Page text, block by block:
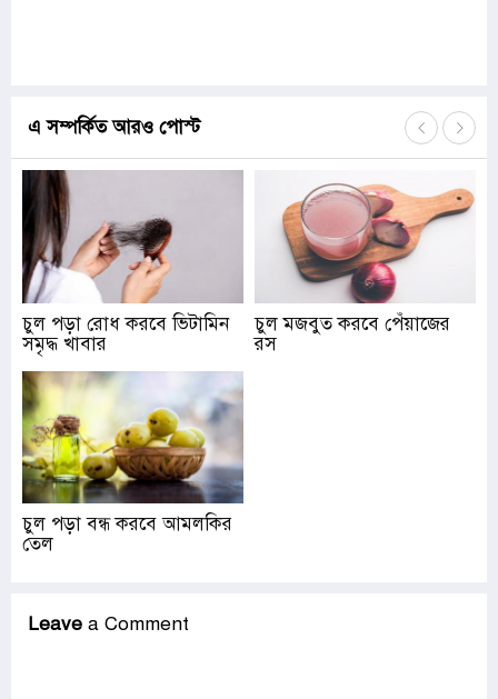
এ সম্পর্কিত আরও পোস্ট
চুল পড়া রোধ করবে ভিটামিন
সমৃদ্ধ খাবার
চুল মজবুত করবে পেঁয়াজের
রস
চুল পড়া বন্ধ করবে আমলকির
তেল
Leave a Comment